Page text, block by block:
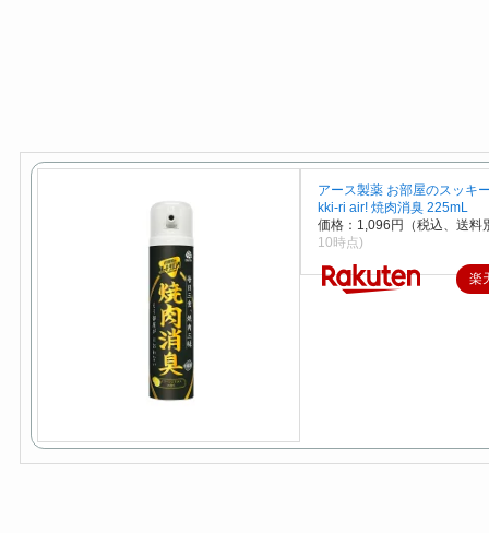
アース製薬 お部屋のスッキ
kki-ri air! 焼肉消臭 225mL
価格：1,096円（税込、送料
10時点)
楽